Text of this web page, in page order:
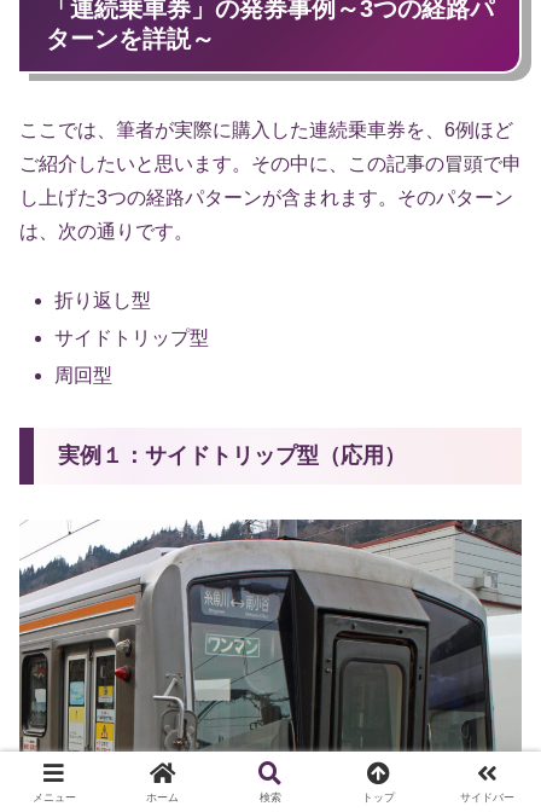
「連続乗車券」の発券事例～3つの経路パ
ターンを詳説～
ここでは、筆者が実際に購入した連続乗車券を、6例ほど
ご紹介したいと思います。その中に、この記事の冒頭で申
し上げた3つの経路パターンが含まれます。そのパターン
は、次の通りです。
折り返し型
サイドトリップ型
周回型
実例１：サイドトリップ型（応用）
メニュー ホーム 検索 トップ サイドバー